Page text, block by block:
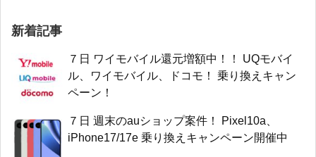
新着記事
７日 ワイモバイル還元増額中！！ UQモバイ
ル、ワイモバイル、ドコモ！ 乗り換えキャン
ペーン！
７日 週末のauショップ案件！ Pixel10a、
iPhone17/17e 乗り換えキャンペーン開催中